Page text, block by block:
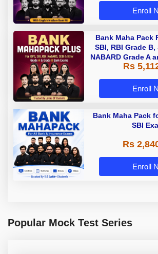
Enroll
Bank Maha Pack
SBI, RBI Grade B,
NABARD Grade A
A & Grade B
Rs
Enroll
Bank Maha Pack
SBI
Rs
Enroll
Popular Mock Test Series